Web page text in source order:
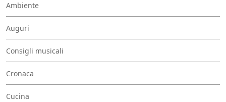
Ambiente
Auguri
Consigli musicali
Cronaca
Cucina